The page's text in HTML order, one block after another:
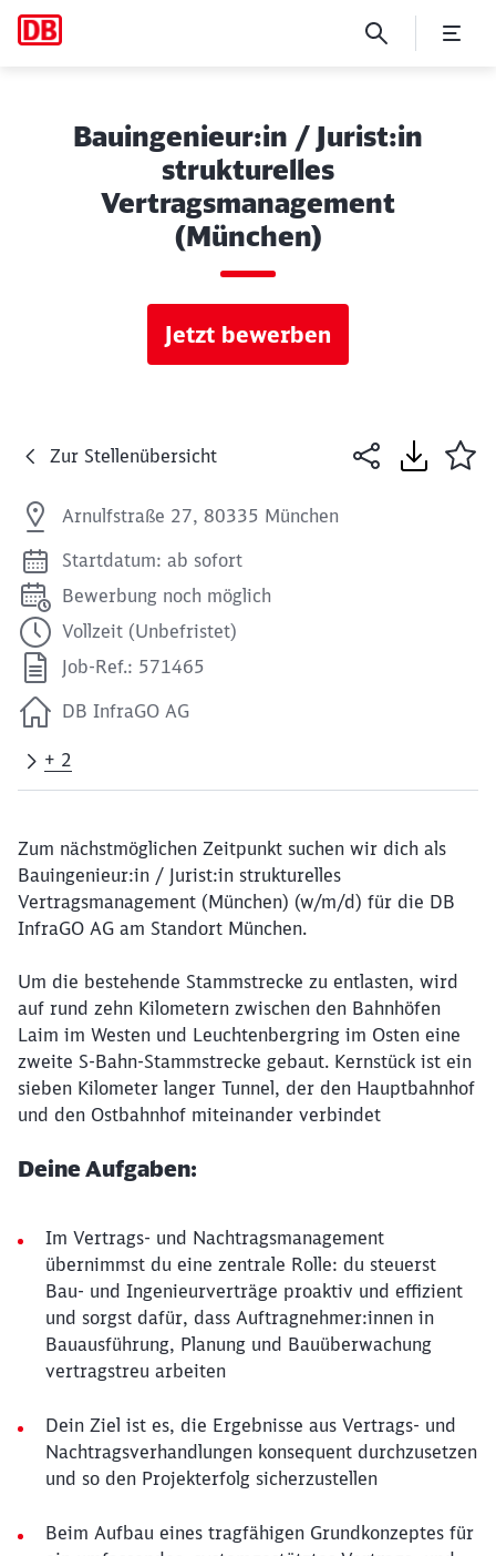
Bauingenieur:in / Jurist:in
strukturelles
Vertragsmanagement
(München)
Jetzt bewerben
Zur Stellenübersicht
Arnulfstraße 27, 80335 München
Startdatum: ab sofort
Bewerbung noch möglich
Vollzeit (Unbefristet)
Job-Ref.: 571465
DB InfraGO AG
+ 2
Zum nächstmöglichen Zeitpunkt suchen wir dich als
Bauingenieur:in / Jurist:in strukturelles
Vertragsmanagement (München) (w/m/d) für die DB
InfraGO AG am Standort München.
Um die bestehende Stammstrecke zu entlasten, wird
auf rund zehn Kilometern zwischen den Bahnhöfen
Laim im Westen und Leuchtenbergring im Osten eine
zweite S-Bahn-Stammstrecke gebaut. Kernstück ist ein
sieben Kilometer langer Tunnel, der den Hauptbahnhof
und den Ostbahnhof miteinander verbindet
Deine Aufgaben:
Im Vertrags- und Nachtragsmanagement
übernimmst du eine zentrale Rolle: du steuerst
Bau- und Ingenieurverträge proaktiv und effizient
und sorgst dafür, dass Auftragnehmer:innen in
Bauausführung, Planung und Bauüberwachung
vertragstreu arbeiten
Dein Ziel ist es, die Ergebnisse aus Vertrags- und
Nachtragsverhandlungen konsequent durchzusetzen
und so den Projekterfolg sicherzustellen
Beim Aufbau eines tragfähigen Grundkonzeptes für